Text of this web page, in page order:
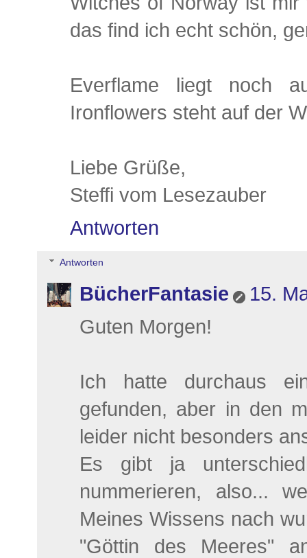
das find ich echt schön,
Everflame liegt noch
Ironflowers steht auf der
Liebe Grüße,
Steffi vom Lesezauber
Antworten
Antworten
BücherFantasie
15.
Guten Morgen!
Ich hatte durchaus
gefunden, aber in den
leider nicht besonders
Es gibt ja
nummerieren, also...
Meines Wissens nach
"Göttin des Meeres"